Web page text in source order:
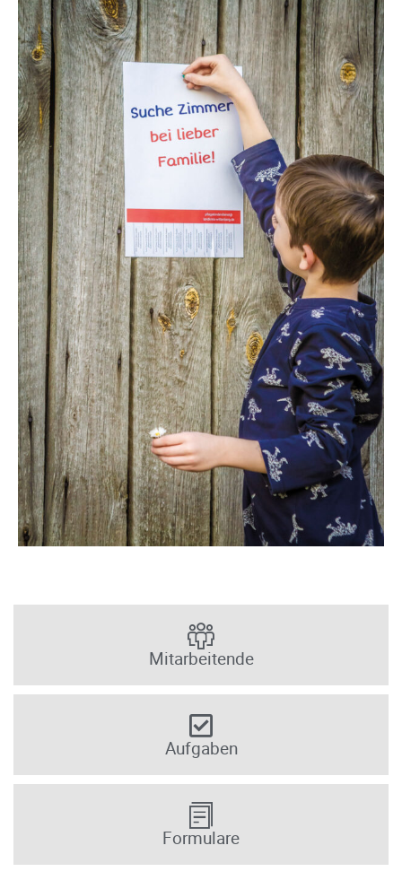
Mitarbeitende
Aufgaben
Formulare